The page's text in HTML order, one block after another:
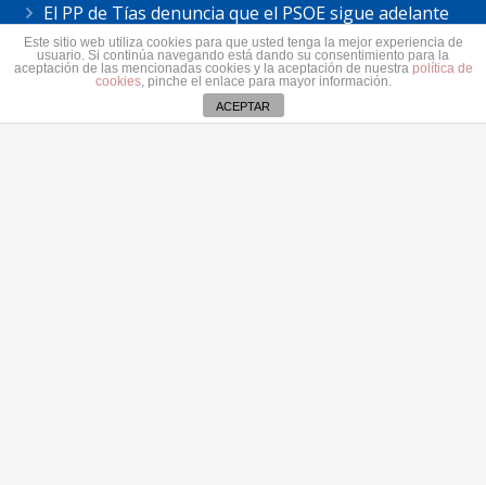
El PP de Tías denuncia que el PSOE sigue adelante
con la antena de Masdache pese al rechazo vecinal
31 julio 2026
El Cabildo de Lanzarote y La Graciosa actualiza el
plan estratégico de subvenciones 2026-2028
Este sitio web utiliza cookies para que usted tenga la mejor experiencia de
usuario. Si continúa navegando está dando su consentimiento para la
aceptación de las mencionadas cookies y la aceptación de nuestra política de
cookies, pinche el enlace para mayor información.
ACEPTAR